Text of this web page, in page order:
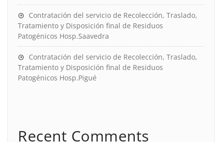
Contratación del servicio de Recolección, Traslado,
Tratamiento y Disposición final de Residuos
Patogénicos Hosp.Saavedra
Contratación del servicio de Recolección, Traslado,
Tratamiento y Disposición final de Residuos
Patogénicos Hosp.Pigué
Recent Comments